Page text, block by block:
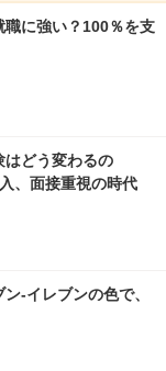
職に強い？100％を支
はどう変わるの
、面接重視の時代
‐イレブンの色で、